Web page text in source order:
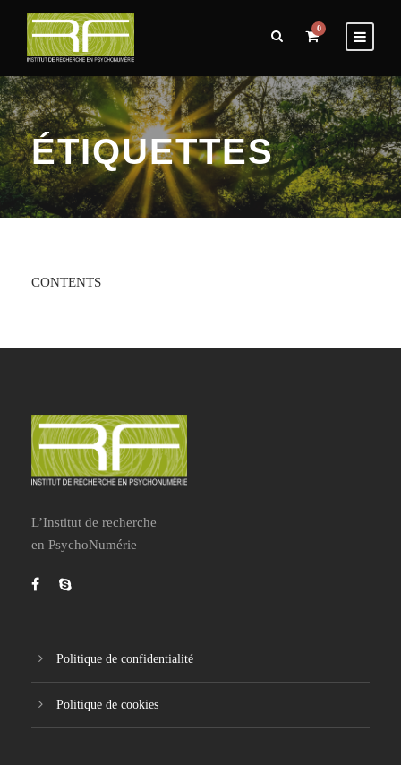
0
ÉTIQUETTES
CONTENTS
L’Institut de recherche
en PsychoNumérie
Politique de confidentialité
Politique de cookies